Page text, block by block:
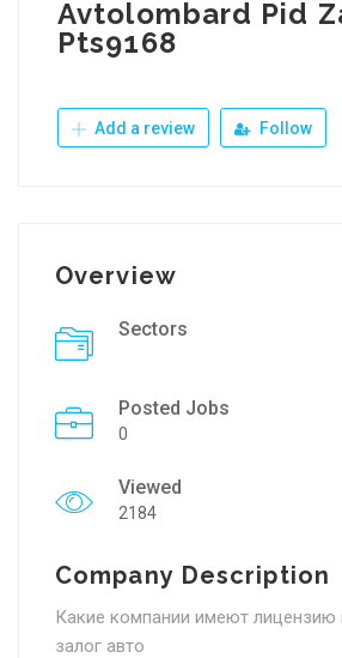
Avtolombard Pid
Pts9168
Add a review Follow
Overview
Sectors
Posted Jobs
0
Viewed
2184
Company Description
Какие компании имеют
залог авто